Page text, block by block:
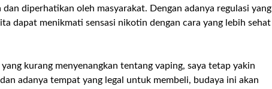
diperhatikan oleh masyarakat. Dengan adanya regulasi yang
dapat menikmati sensasi nikotin dengan cara yang lebih sehat
kurang menyenangkan tentang vaping, saya tetap yakin
adanya tempat yang legal untuk membeli, budaya ini akan